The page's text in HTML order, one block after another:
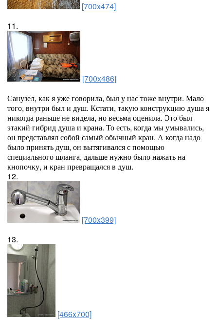
[700x474]
11.
[700x486]
Санузел, как я уже говорила, был у нас тоже внутри. Мало
того, внутри был и душ. Кстати, такую конструкцию душа я
никогда раньше не видела, но весьма оценила. Это был
этакий гибрид душа и крана. То есть, когда мы умывались,
он представлял собой самый обычный кран. А когда надо
было принять душ, он вытягивался с помощью
специального шланга, дальше нужно было нажать на
кнопочку, и кран превращался в душ.
12.
[700x399]
13.
[466x700]